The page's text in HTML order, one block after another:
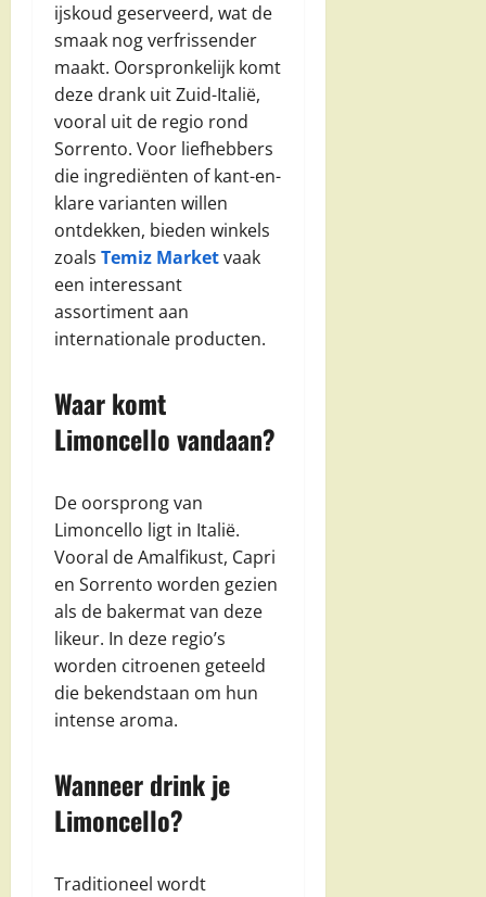
ijskoud geserveerd, wat de
smaak nog verfrissender
maakt. Oorspronkelijk komt
deze drank uit Zuid-Italië,
vooral uit de regio rond
Sorrento. Voor liefhebbers
die ingrediënten of kant-en-
klare varianten willen
ontdekken, bieden winkels
zoals Temiz Marketvaak
een interessant
assortiment aan
internationale producten.
Waar komt
Limoncello vandaan?
De oorsprong van
Limoncello ligt in Italië.
Vooral de Amalfikust, Capri
en Sorrento worden gezien
als de bakermat van deze
likeur. In deze regio’s
worden citroenen geteeld
die bekendstaan om hun
intense aroma.
Wanneer drink je
Limoncello?
Traditioneel wordt